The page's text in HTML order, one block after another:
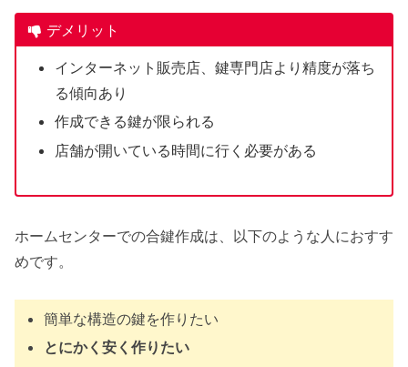
デメリット
インターネット販売店、鍵専門店より精度が落ち
る傾向あり
作成できる鍵が限られる
店舗が開いている時間に行く必要がある
ホームセンターでの合鍵作成は、以下のような人におすす
めです。
簡単な構造の鍵を作りたい
とにかく安く作りたい